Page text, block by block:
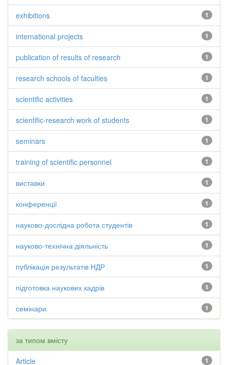
1
exhibitions
1
international projects
1
publication of results of research
1
research schools of faculties
1
scientific activities
1
scientific-research work of students
1
seminars
1
training of scientific personnel
1
виставки
1
конференції
1
науково-дослідна робота студентів
1
науково-технічна діяльність
1
публікація результатів НДР
1
підготовка наукових кадрів
1
семінари
за типом вмісту
1
Article